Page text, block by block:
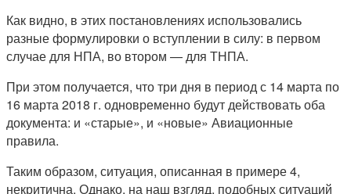
Как видно, в этих постановлениях использовались
разные формулировки о вступлении в силу: в первом
случае для НПА, во втором — для ТНПА.
При этом получается, что три дня в период с 14 марта по
16 марта 2018 г. одновременно будут действовать оба
документа: и «старые», и «новые» Авиационные
правила.
Таким образом, ситуация, описанная в примере 4,
некритична. Однако, на наш взгляд, подобных ситуаций